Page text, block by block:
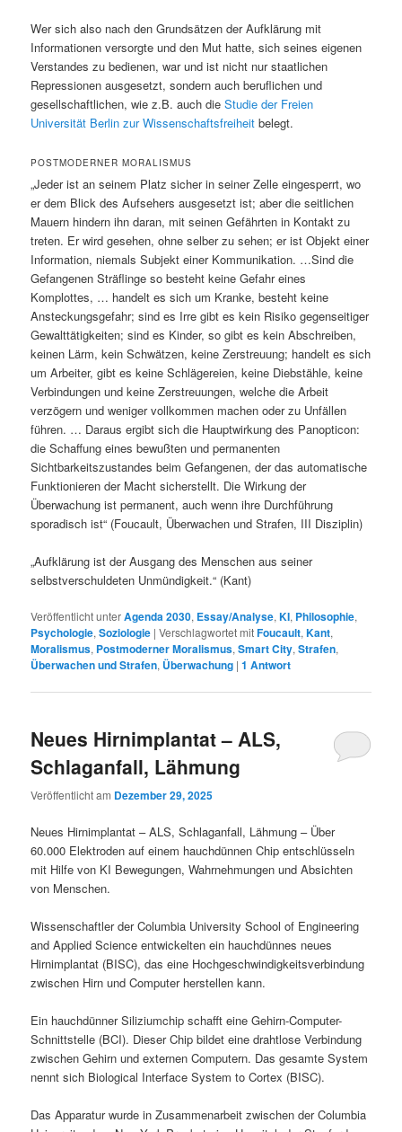
Wer sich also nach den Grundsätzen der Aufklärung mit
Informationen versorgte und den Mut hatte, sich seines eigenen
Verstandes zu bedienen, war und ist nicht nur staatlichen
Repressionen ausgesetzt, sondern auch beruflichen und
gesellschaftlichen, wie z.B. auch dieStudie der Freien
Universität Berlin zur Wissenschaftsfreiheitbelegt.
POSTMODERNER MORALISMUS
„Jeder ist an seinem Platz sicher in seiner Zelle eingesperrt, wo
er dem Blick des Aufsehers ausgesetzt ist; aber die seitlichen
Mauern hindern ihn daran, mit seinen Gefährten in Kontakt zu
treten. Er wird gesehen, ohne selber zu sehen; er ist Objekt einer
Information, niemals Subjekt einer Kommunikation. …Sind die
Gefangenen Sträflinge so besteht keine Gefahr eines
Komplottes, … handelt es sich um Kranke, besteht keine
Ansteckungsgefahr; sind es Irre gibt es kein Risiko gegenseitiger
Gewalttätigkeiten; sind es Kinder, so gibt es kein Abschreiben,
keinen Lärm, kein Schwätzen, keine Zerstreuung; handelt es sich
um Arbeiter, gibt es keine Schlägereien, keine Diebstähle, keine
Verbindungen und keine Zerstreuungen, welche die Arbeit
verzögern und weniger vollkommen machen oder zu Unfällen
führen. … Daraus ergibt sich die Hauptwirkung des Panopticon:
die Schaffung eines bewußten und permanenten
Sichtbarkeitszustandes beim Gefangenen, der das automatische
Funktionieren der Macht sicherstellt. Die Wirkung der
Überwachung ist permanent, auch wenn ihre Durchführung
sporadisch ist“ (Foucault, Überwachen und Strafen, III Disziplin)
„Aufklärung ist der Ausgang des Menschen aus seiner
selbstverschuldeten Unmündigkeit.“ (Kant)
Veröffentlicht unterAgenda 2030, Essay/Analyse,KI, Philosophie,
Psychologie,Soziologie |Verschlagwortet mitFoucault,Kant,
Moralismus, Postmoderner Moralismus,Smart City,Strafen,
Überwachen und Strafen, Überwachung |1 Antwort
Neues Hirnimplantat – ALS,
Schlaganfall, Lähmung
Veröffentlicht am Dezember 29, 2025
Neues Hirnimplantat – ALS, Schlaganfall, Lähmung – Über
60.000 Elektroden auf einem hauchdünnen Chip entschlüsseln
mit Hilfe von KI Bewegungen, Wahrnehmungen und Absichten
von Menschen.
Wissenschaftler der Columbia University School of Engineering
and Applied Science entwickelten ein hauchdünnes neues
Hirnimplantat (BISC), das eine Hochgeschwindigkeitsverbindung
zwischen Hirn und Computer herstellen kann.
Ein hauchdünner Siliziumchip schafft eine Gehirn-Computer-
Schnittstelle (BCI). Dieser Chip bildet eine drahtlose Verbindung
zwischen Gehirn und externen Computern. Das gesamte System
nennt sich Biological Interface System to Cortex (BISC).
Das Apparatur wurde in Zusammenarbeit zwischen der Columbia